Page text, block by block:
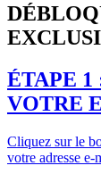
ÉTAPE 1
VOTRE
Cliquez sur le
votre adresse